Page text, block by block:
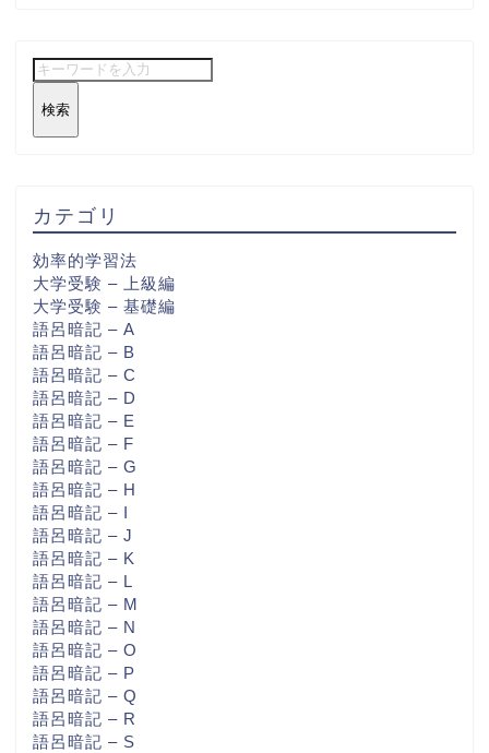
検索
カテゴリ
効率的学習法
大学受験 – 上級編
大学受験 – 基礎編
語呂暗記 – A
語呂暗記 – B
語呂暗記 – C
語呂暗記 – D
語呂暗記 – E
語呂暗記 – F
語呂暗記 – G
語呂暗記 – H
語呂暗記 – I
語呂暗記 – J
語呂暗記 – K
語呂暗記 – L
語呂暗記 – M
語呂暗記 – N
語呂暗記 – O
語呂暗記 – P
語呂暗記 – Q
語呂暗記 – R
語呂暗記 – S